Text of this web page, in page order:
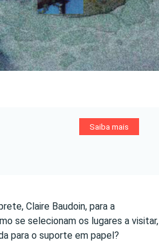
Saiba mais
Claire Baudoin, para a
se selecionam os lugares a visitar,
para o suporte em papel?